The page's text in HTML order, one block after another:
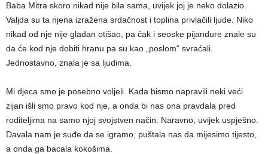
Baba Mitra skoro nikad nije bila sama, uvijek joj je neko dolazio.
Valjda su ta njena izražena srdačnost i toplina privlačili ljude. Niko
nikad od nje nije gladan otišao, pa čak i seoske pijandure znale su
da će kod nje dobiti hranu pa su kao „poslom“ svraćali.
Jednostavno, znala je sa ljudima.
Mi djeca smo je posebno voljeli. Kada bismo napravili neki veći
zijan išli smo pravo kod nje, a onda bi nas ona pravdala pred
roditeljima na samo njoj svojstven način. Naravno, uvijek uspješno.
Davala nam je suđe da se igramo, puštala nas da mijesimo tijesto,
a onda ga bacala kokošima.